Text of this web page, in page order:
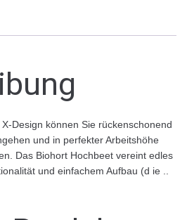
Design können Sie rückenschonend
und in perfekter Arbeitshöhe
Das Biohort Hochbeet vereint edles
und einfachem Aufbau (d ie ..